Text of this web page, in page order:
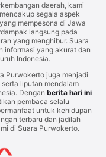
daerah, kami
segala aspek
yang mempesona di Jawa
langsung pada
yang menghibur. Suara
informasi yang akurat dan
Indonesia.
Purwokerto juga menjadi
liputan mendalam
Dengan berita hari ini
pembaca selalu
untuk kehidupan
terbaru dan jadilah
di Suara Purwokerto.